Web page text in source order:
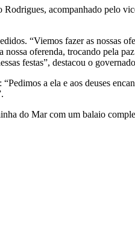
acompanhado pelo
“Viemos fazer as nossas
oferenda, trocando pela
festas”, destacou o
a ela e aos deuses
do Mar com um balaio